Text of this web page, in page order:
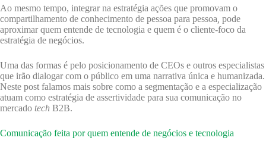
Ao mesmo tempo, integrar na estratégia ações que promovam o
compartilhamento de conhecimento de pessoa para pessoa pode
aproximar quem entende de tecnologia e quem é o cliente-foco da
estratégia de negócios.
Uma das formas é pelo posicionamento de CEOs e outros especialistas
que irão dialogar com o público em uma narrativa única e humanizada.
Neste post falamos mais sobre como a segmentação e a especialização
atuam como estratégia de assertividade para sua comunicação no
mercado tech B2B.
Comunicação feita por quem entende de negócios e tecnologia